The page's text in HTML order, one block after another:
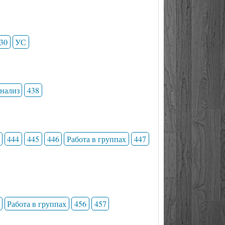
УС
438
444 445 446 Работа в группах 447
Работа в группах 456 457